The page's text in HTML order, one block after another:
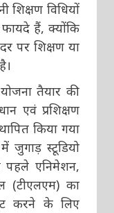
शिक्षण विधियों
हैं, क्योंकि
पर शिक्षण या
तैयार की
एवं प्रशिक्षण
किया गया
जुगाड़ स्टूडियो
पहले एनिमेशन,
(टीएलएम) का
करने के लिए